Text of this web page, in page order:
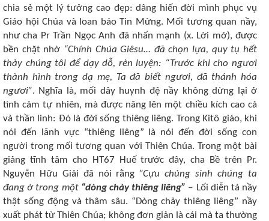
chia sẻ một lý tưởng cao đẹp: dâng hiến đời mình phục vụ
Giáo hội Chúa và loan báo Tin Mừng. Mối tương quan nầy,
như cha Pr Trần Ngọc Anh đã nhấn mạnh (x. Lời mở), được
bền chặt nhờ “Chính Chúa Giêsu… đã chọn lựa, quy tụ hết
thảy chúng tôi để dạy dỗ, rèn luyện: “Trước khi cho ngươi
thành hình trong dạ mẹ, Ta đã biết ngươi, đã thánh hóa
ngươi”. Nghĩa là, mối dây huynh đệ nầy không dừng lại ở
tình cảm tự nhiên, mà được nâng lên một chiều kích cao cả
và thần linh: Đó là đời sống thiêng liêng. Trong Kitô giáo, khi
nói đến lãnh vực “thiêng liêng” là nói đến đời sống con
người trong mối tương quan với Thiên Chúa. Trong một bài
giảng tĩnh tâm cho HT67 Huế trước đây, cha Bề trên Pr.
Nguyễn Hữu Giải đã nói rằng”Cựu chủng sinh chúng ta
đang ở trong một “dòng chảy thiêng liêng” ‒ Lối diễn tả nầy
thật sống động và thâm sâu. “Dòng chảy thiêng liêng” nầy
xuất phát từ Thiên Chúa; không đơn giản là cái mà ta thường